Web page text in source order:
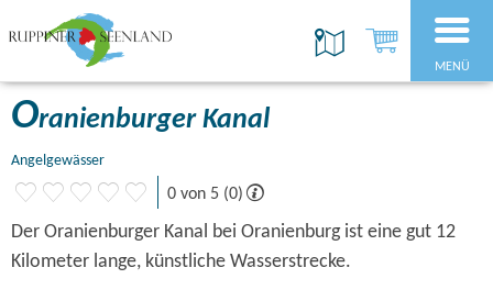
MENÜ
Oranienburger Kanal
Angelgewässer
0 von 5 (0)
Der Oranienburger Kanal bei Oranienburg ist eine gut 12
Kilometer lange, künstliche Wasserstrecke.